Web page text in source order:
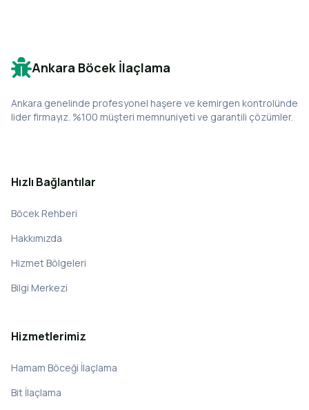
Ankara Böcek İlaçlama
Ankara genelinde profesyonel haşere ve kemirgen kontrolünde
lider firmayız. %100 müşteri memnuniyeti ve garantili çözümler.
Hızlı Bağlantılar
Böcek Rehberi
Hakkımızda
Hizmet Bölgeleri
Bilgi Merkezi
Hizmetlerimiz
Hamam Böceği İlaçlama
Bit İlaçlama